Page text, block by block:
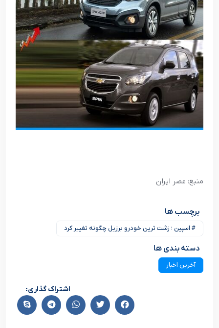
منبع: عصر ایران
برچسب ها
# اسپین ؛ زشت ترین خودرو برزیل چگونه تغییر کرد
دسته بندی ها
آخرین اخبار
اشتراک گذاری: